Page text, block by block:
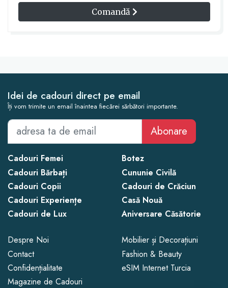
Comandă
Idei de cadouri direct pe email
Îți vom trimite un email înaintea fiecărei sărbători importante.
Abonare
Cadouri Femei
Cadouri Bărbați
Cadouri Copii
Cadouri Experiențe
Cadouri de Lux
Botez
Cununie Civilă
Cadouri de Crăciun
Casă Nouă
Aniversare Căsătorie
Despre Noi
Contact
Confidențialitate
Magazine de Cadouri
Mobilier și Decorațiuni
Fashion & Beauty
eSIM Internet Turcia